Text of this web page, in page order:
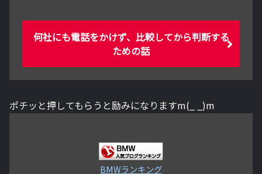
何社にも電話をかけず、比較してから判断する
ための話
ポチッと押してもらうと励みになりますm(_ _)m
BMWランキング